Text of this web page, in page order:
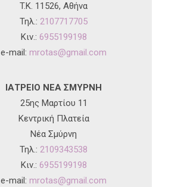
T.K. 11526, Αθήνα
Τηλ.: 2107717705
Κιν.: 6955199198
e-mail: mrotas@gmail.com
ΙΑΤΡΕΙΟ ΝΕΑ ΣΜΥΡΝΗ
25ης Μαρτίου 11
Κεντρική Πλατεία
Νέα Σμύρνη
Τηλ.: 2109343538
Κιν.: 6955199198
e-mail: mrotas@gmail.com